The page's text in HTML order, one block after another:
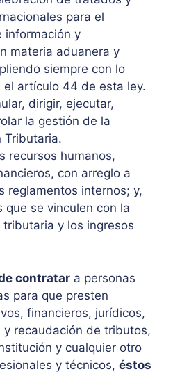
para el
información y
materia aduanera y
siempre con lo
el artículo 44 de esta ley.
dirigir, ejecutar,
la gestión de la
Tributaria.
recursos humanos,
con arreglo a
reglamentos internos; y,
que se vinculen con la
y los ingresos
contratar a personas
para que presten
financieros, jurídicos,
recaudación de tributos,
y cualquier otro
y técnicos, éstos